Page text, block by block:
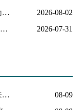
从新青年音乐节到群星演唱会——为什么又是德工？
2026-08-02
致敬退役军人 凝聚奋进力量 —— 我校开展 “八一建军节” 拥军茶...
2026-07-31
埃塞俄比亚驻华使馆商务参赞一行来访我校深化职教出海务实合作
08-09